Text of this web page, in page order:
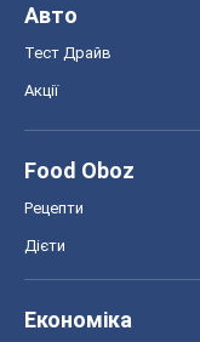
Авто
Тест Драйв
Акції
Food Oboz
Рецепти
Дієти
Економіка